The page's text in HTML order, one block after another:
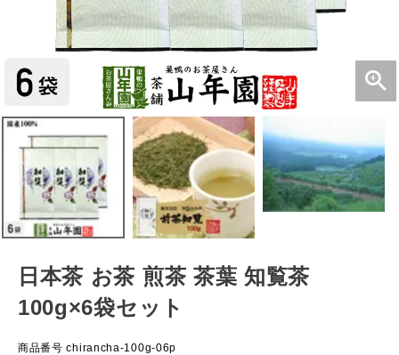
日本茶 お茶 煎茶 茶葉 知覧茶
100g×6袋セット
商品番号 chirancha-100g-06p